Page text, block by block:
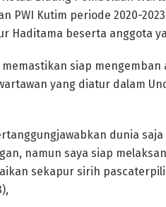
PWI Kutim periode 2020-
Haditama beserta anggota
siap mengemban
yang diatur dalam
dunia
namun saya siap
sekapur sirih